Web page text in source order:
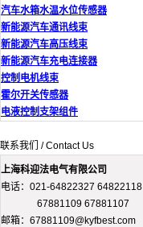
汽车水箱水温水位传感器
新能源汽车通讯线束
新能源汽车高压线束
新能源汽车充电连接器
控制电机线束
霍尔开关传感器
电液控制支架组件
联系我们 / Contact Us
上海科迎法电气有限公司
电话：021-64822327 64822118
67881109 67881107
邮箱：67881109@kyfbest.com